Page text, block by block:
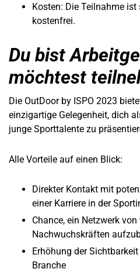
Kosten: Die Teilnahme
kostenfrei.
Du bist
möchtest
Die OutDoor by ISPO 2023
einzigartige Gelegenheit, dich
junge Sporttalente zu
Alle Vorteile auf einen Blick:
Direkter Kontakt mit
einer Karriere in der
Chance, ein Netzwerk
Nachwuchskräften
Erhöhung der
Branche